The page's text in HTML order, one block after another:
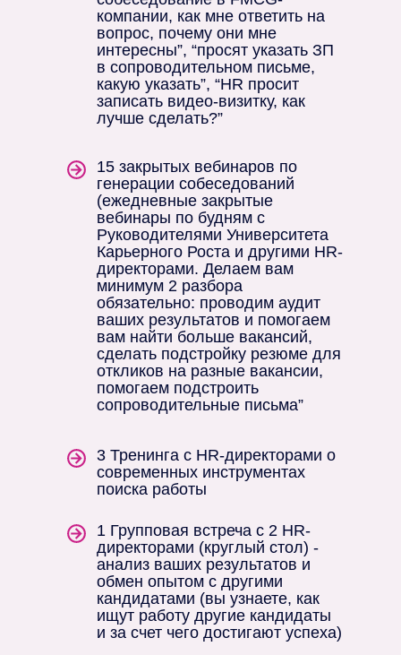
15 закрытых вебинаров по
генерации собеседований
(ежедневные закрытые
вебинары по будням с
Руководителями Университета
Карьерного Роста и другими HR-
директорами. Делаем вам
минимум 2 разбора
обязательно: проводим аудит
ваших результатов и помогаем
вам найти больше вакансий,
сделать подстройку резюме для
откликов на разные вакансии,
помогаем подстроить
сопроводительные письма”
1 Групповая встреча с 2 HR-
директорами (круглый стол) -
анализ ваших результатов и
обмен опытом с другими
кандидатами (вы узнаете, как
ищут работу другие кандидаты
и за счет чего достигают успеха)
3 Тренинга с HR-директорами о
современных инструментах
поиска работы
компании, как мне ответить на
вопрос, почему они мне
интересны”, “просят указать ЗП
в сопроводительном письме,
какую указать”, “HR просит
записать видео-визитку, как
лучше сделать?”